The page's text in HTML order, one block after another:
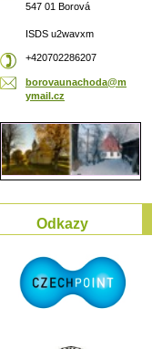
547 01 Borová
ISDS u2wavxm
+420702286207
borovaunachoda@m
ymail.cz
Odkazy